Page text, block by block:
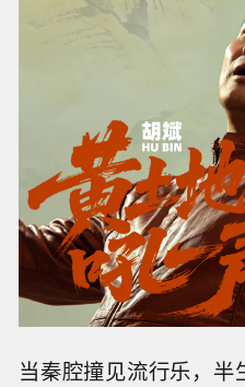
当秦腔撞见流行乐，